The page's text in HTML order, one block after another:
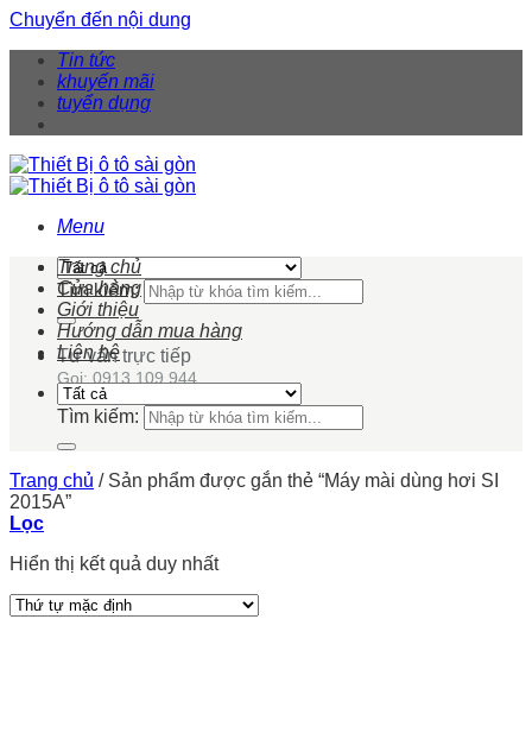
Chuyển đến nội dung
Tin tức
khuyến mãi
tuyển dụng
Menu
Tìm kiếm:
Tư vấn trực tiếp
Gọi: 0913 109 944
Trang chủ
Cửa hàng
Giới thiệu
Hướng dẫn mua hàng
Liên hệ
Tìm kiếm:
Trang chủ /Sản phẩm được gắn thẻ “Máy mài dùng hơi SI
2015A”
Lọc
Hiển thị kết quả duy nhất